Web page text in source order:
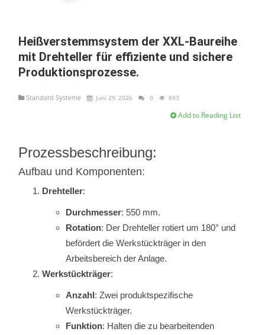
Heißverstemmsystem der XXL-Baureihe
mit Drehteller für effiziente und sichere
Produktionsprozesse.
Standard Systeme Juni 29, 2026 0 893
Add to Reading List
Prozessbeschreibung:
Aufbau und Komponenten:
Drehteller:
Durchmesser: 550 mm.
Rotation: Der Drehteller rotiert um 180° und
befördert die Werkstückträger in den
Arbeitsbereich der Anlage.
Werkstückträger:
Anzahl: Zwei produktspezifische
Werkstückträger.
Funktion: Halten die zu bearbeitenden